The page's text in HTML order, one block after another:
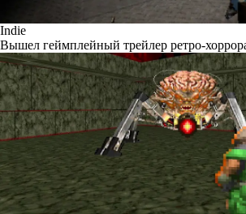
Indie
Вышел геймплейный трейлер ретро-